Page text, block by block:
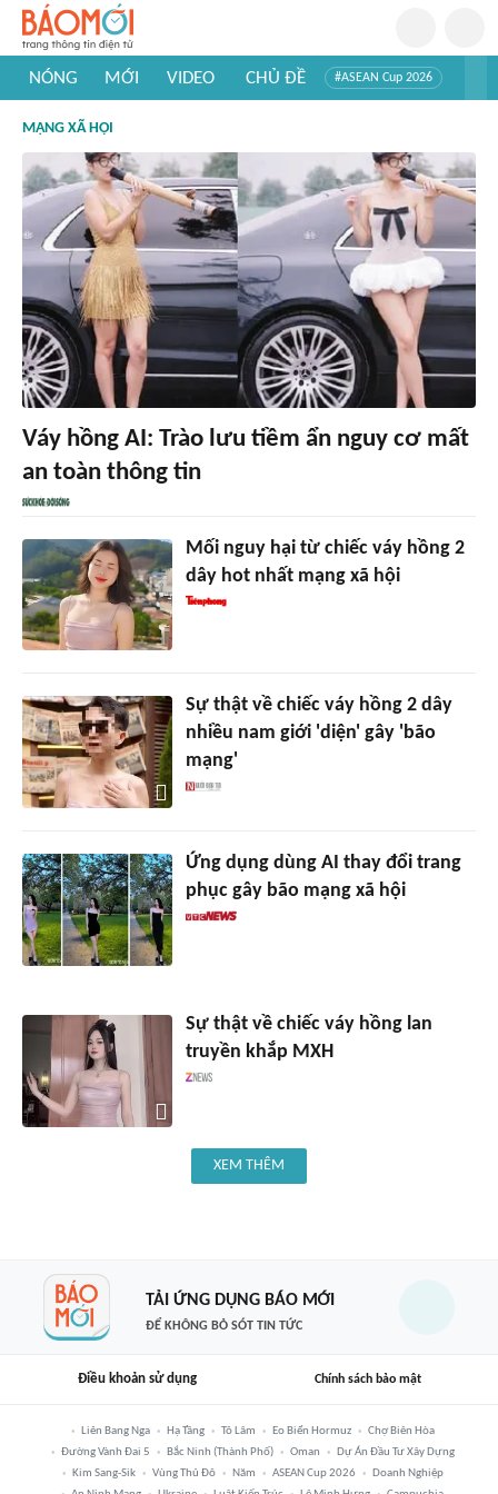
NÓNG MỚI VIDEO CHỦ ĐỀ #ASEAN Cup 2026
#Khám phá thế giới
MẠNG XÃ HỘI
Váy hồng AI: Trào lưu tiềm ẩn nguy cơ mất
an toàn thông tin
Mối nguy hại từ chiếc váy hồng 2
dây hot nhất mạng xã hội
Sự thật về chiếc váy hồng 2 dây
nhiều nam giới 'diện' gây 'bão
mạng'
Ứng dụng dùng AI thay đổi trang
phục gây bão mạng xã hội
Sự thật về chiếc váy hồng lan
truyền khắp MXH
XEM THÊM
TẢI ỨNG DỤNG BÁO MỚI
ĐỂ KHÔNG BỎ SÓT TIN TỨC
Điều khoản sử dụng Chính sách bảo mật
Liên Bang Nga Hạ Tầng Tô Lâm Eo Biển Hormuz
Chợ Biên Hòa
Đường Vành Đai 5
Bắc Ninh (thành Phố) Oman
Dự Án Đầu Tư Xây Dựng
Kim Sang-Sik
Vùng Thủ Đô Năm ASEAN Cup 2026
Doanh Nghiệp